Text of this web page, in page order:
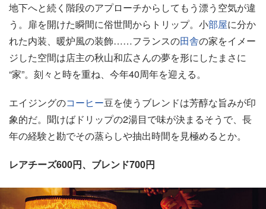
地下へと続く階段のアプローチからしてもう漂う空気が違
う。扉を開けた瞬間に俗世間からトリップ。小部屋に分か
れた内装、暖炉風の装飾……フランスの田舎の家をイメー
ジした空間は店主の秋山和広さんの夢を形にしたまさに
“家”。刻々と時を重ね、今年40周年を迎える。
エイジングのコーヒー豆を使うブレンドは芳醇な旨みが印
象的だ。聞けばドリップの2湯目で味が決まるそうで、長
年の経験と勘でその蒸らしや抽出時間を見極めるとか。
レアチーズ600円、ブレンド700円